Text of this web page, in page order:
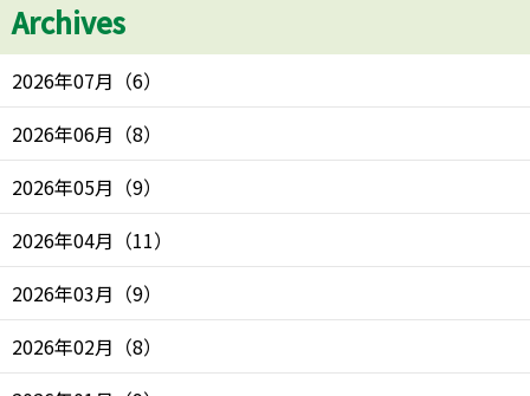
Archives
2026年07月 （6）
2026年06月 （8）
2026年05月 （9）
2026年04月 （11）
2026年03月 （9）
2026年02月 （8）